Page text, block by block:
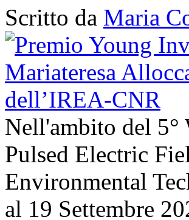
Scritto da Maria
Nell'ambito del 5°
Pulsed Electric
Environmental
al 19 Settembre